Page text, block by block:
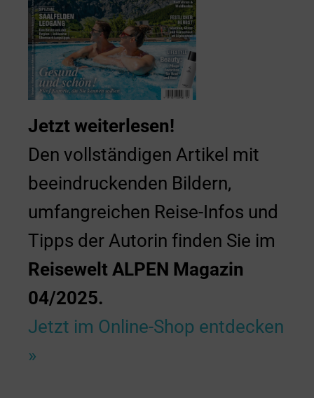
Jetzt weiterlesen!
Den vollständigen Artikel mit
beeindruckenden Bildern,
umfangreichen Reise-Infos und
Tipps der Autorin finden Sie im
Reisewelt ALPEN Magazin
04/2025.
Jetzt im Online-Shop entdecken
»